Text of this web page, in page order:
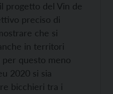
progetto del Vin de
preciso di
che si
in territori
questo meno
2020 si sia
bicchieri tra i